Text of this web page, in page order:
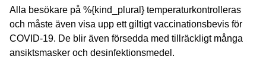
Alla besökare på %{kind_plural} temperaturkontrolleras
och måste även visa upp ett giltigt vaccinationsbevis för
COVID-19. De blir även försedda med tillräckligt många
ansiktsmasker och desinfektionsmedel.